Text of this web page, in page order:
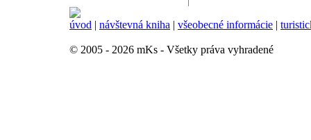
úvod | návštevná kniha | všeobecné informácie |
© 2005 - 2026 mKs - Všetky práva vyhradené